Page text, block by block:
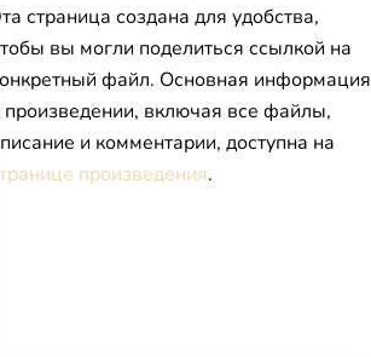
страница создана для удобства,
вы могли поделиться ссылкой на
файл. Основная информация
произведении, включая все файлы,
и комментарии, доступна на
произведения.